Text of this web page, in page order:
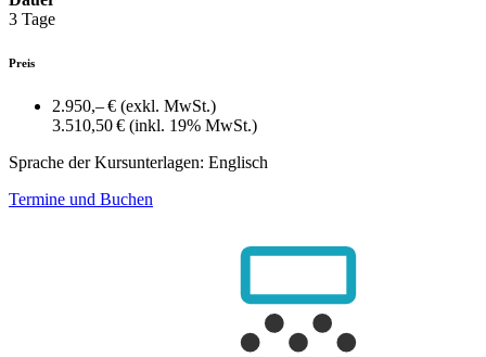
3 Tage
Preis
2.950,– € (exkl. MwSt.)
3.510,50 € (inkl. 19% MwSt.)
Sprache der Kursunterlagen: Englisch
Termine und Buchen